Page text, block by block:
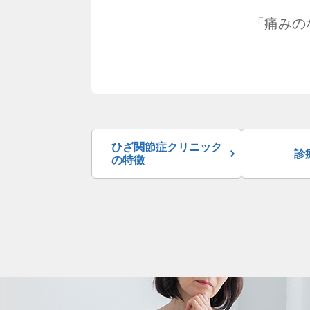
「痛み
ひざ関節症クリニック
の特徴
診